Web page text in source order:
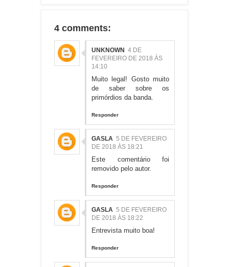
4 comments:
UNKNOWN 4 DE
FEVEREIRO DE 2018 ÀS
14:10
Muito legal! Gosto muito
de saber sobre os
primórdios da banda.
Responder
GASLA 5 DE FEVEREIRO
DE 2018 ÀS 18:21
Este comentário foi
removido pelo autor.
Responder
GASLA 5 DE FEVEREIRO
DE 2018 ÀS 18:22
Entrevista muito boa!
Responder